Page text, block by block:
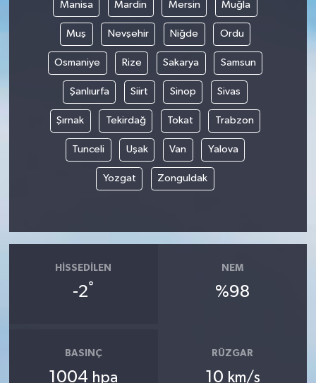
Manisa Mardin Mersin Muğla
Muş Nevşehir Niğde Ordu
Osmaniye Rize Sakarya Samsun
Şanlıurfa Siirt Sinop Sivas
Şırnak Tekirdağ Tokat Trabzon
Tunceli Uşak Van Yalova
Yozgat Zonguldak
HISSEDILEN
-2°
NEM
%98
BASINÇ
1004 hpa
RÜZGAR
10 km/s